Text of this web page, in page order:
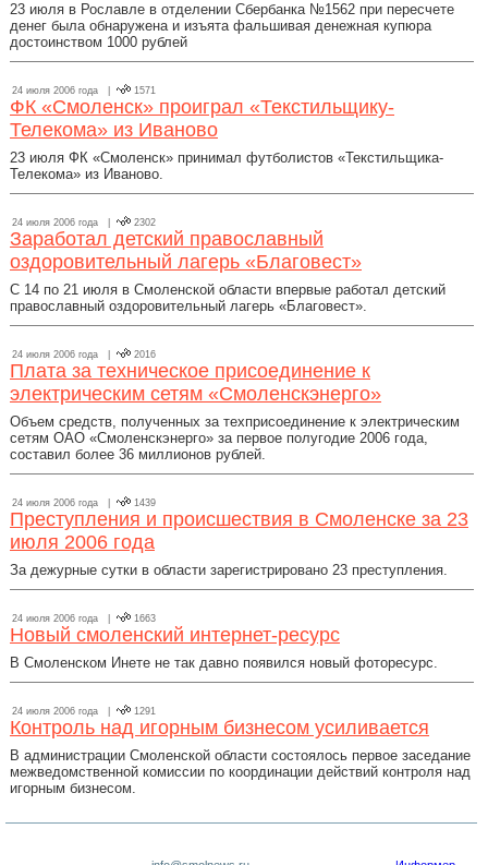
23 июля в Рославле в отделении Сбербанка №1562 при пересчете
денег была обнаружена и изъята фальшивая денежная купюра
достоинством 1000 рублей
24 июля 2006 года | 1571
ФК «Смоленск» проиграл «Текстильщику-
Телекома» из Иваново
23 июля ФК «Смоленск» принимал футболистов «Текстильщика-
Телекома» из Иваново.
24 июля 2006 года | 2302
Заработал детский православный
оздоровительный лагерь «Благовест»
С 14 по 21 июля в Смоленской области впервые работал детский
православный оздоровительный лагерь «Благовест».
24 июля 2006 года | 2016
Плата за техническое присоединение к
электрическим сетям «Смоленскэнерго»
Объем средств, полученных за техприсоединение к электрическим
сетям ОАО «Смоленскэнерго» за первое полугодие 2006 года,
составил более 36 миллионов рублей.
24 июля 2006 года | 1439
Преступления и происшествия в Смоленске за 23
июля 2006 года
За дежурные сутки в области зарегистрировано 23 преступления.
24 июля 2006 года | 1663
Новый смоленский интернет-ресурс
В Смоленском Инете не так давно появился новый фоторесурс.
24 июля 2006 года | 1291
Контроль над игорным бизнесом усиливается
В администрации Смоленской области состоялось первое заседание
межведомственной комиссии по координации действий контроля над
игорным бизнесом.